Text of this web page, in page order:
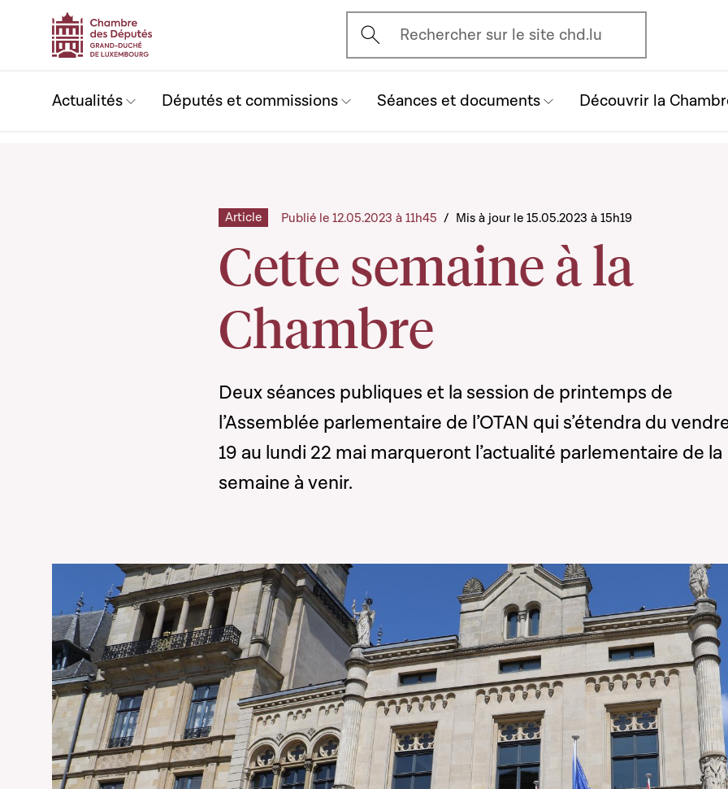
Ouvrir l'écran de recherche
Rechercher sur le site chd.lu
Actualités Députés et commissions Séances et documents Découvrir la
Cette semaine à la
Chambre
Article Publié le 12.05.2023 à 11h45 / Mis à jour le 15.05.2023 à 15h19
Deux séances publiques et la session de printemps de
l’Assemblée parlementaire de l’OTAN qui s’étendra du
19 au lundi 22 mai marqueront l’actualité parlementaire de la
semaine à venir.